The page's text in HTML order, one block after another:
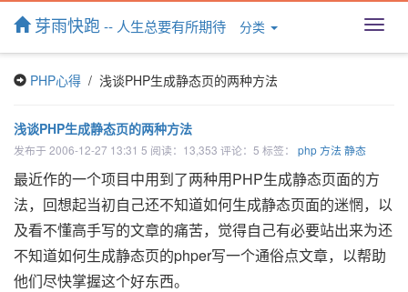
T
v
i
g
a
t
i
芽雨快跑-- 人生总要有所期待 分类
PHP心得 / 浅谈PHP生成静态页的两种方法
浅谈PHP生成静态页的两种方法
发布于 2006-12-27 13:31 5 阅读：13,353 评论：5 标签： php方法 静态
最近作的一个项目中用到了两种用PHP生成静态页面的方
法，回想起当初自己还不知道如何生成静态页面的迷惘，以
及看不懂高手写的文章的痛苦，觉得自己有必要站出来为还
不知道如何生成静态页的phper写一个通俗点文章，以帮助
他们尽快掌握这个好东西。